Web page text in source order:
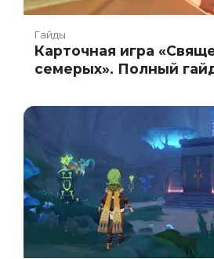
Гайды
Карточная игра
семерых». Полный